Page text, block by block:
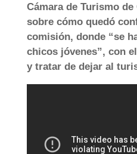
Cámara de Turismo
sobre cómo quedó
comisión, donde “se
chicos jóvenes”, con
y tratar de dejar al